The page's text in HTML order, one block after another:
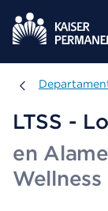
LTSS -
en